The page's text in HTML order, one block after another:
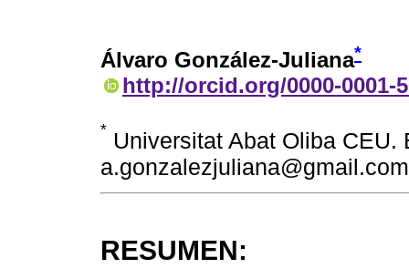
Álvaro González-Juliana*
http://orcid.org/0000-0001-
* Universitat Abat Oliba CEU.
a.gonzalezjuliana@gmail.com
RESUMEN: